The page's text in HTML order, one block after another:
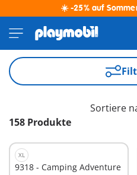
☀️ -25% auf
158 Produkte
Sortiere
XL
9318 - Camping Adventure